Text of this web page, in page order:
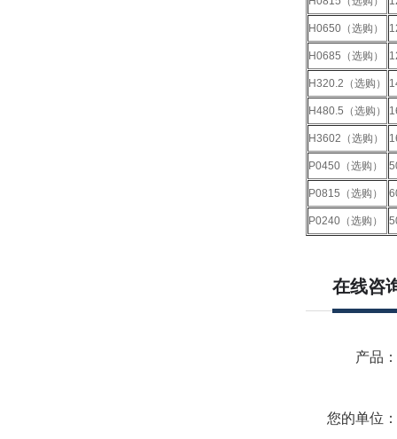
H0650（选购）
H0685（选购）
H320.2（选购）
H480.5（选购）
H3602（选购）
P0450（选购）
P0815（选购）
P0240（选购）
在线咨
产品
您的单位